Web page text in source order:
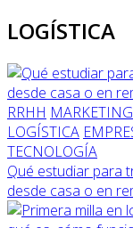
LOGÍSTICA
RRHH MARKETING
LOGÍSTICA
TECNOLOGÍA
Qué estudiar para
desde casa o en